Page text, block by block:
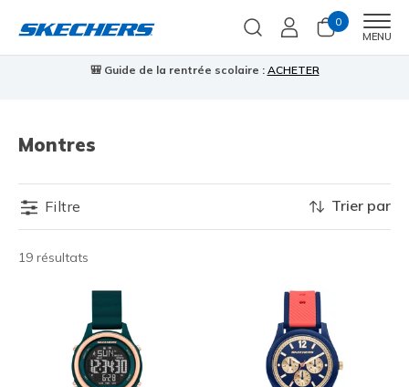
0
MENU
🎒 Guide de la rentrée scolaire : ACHETER
Montres
Filtre
19 résultats
Trier par